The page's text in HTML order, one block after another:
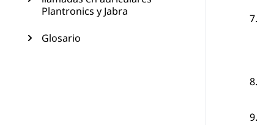
Plantronics y Jabra
Glosario